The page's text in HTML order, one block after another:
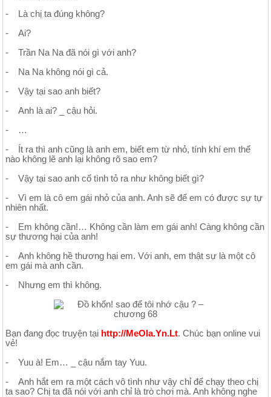
- Là chị ta đúng không?
- Ai?
- Trần Na Na đã nói gì với anh?
- Na Na không nói gì cả.
- Vậy tại sao anh biết?
- Anh là ai? _ cậu hỏi.
- …
- Ít ra thì anh cũng là anh em, biết em từ nhỏ, tính khí em thế
nào không lẽ anh lại không rõ sao em?
- Vậy tại sao anh cố tình tỏ ra như không biết gì?
- Vì em là cô em gái nhỏ của anh. Anh sẽ để em có được sự tự
nhiên nhất.
- Em không cần!… Không cần làm em gái anh! Càng không cần
sự thương hại của anh!
- Anh không hề thương hại em. Với anh, em thật sự là một cô
em gái mà anh cần.
- Nhưng em thì không.
Bạn đang đọc truyện tại http://MeOla.Yn.Lt. Chúc bạn online vui
vẻ!
- Yuu à! Em… _ cậu nắm tay Yuu.
- Anh hắt em ra một cách vô tình như vậy chỉ để chạy theo chị
ta sao? Chị ta đã nói với anh chỉ là trò chơi mà. Anh không nghe